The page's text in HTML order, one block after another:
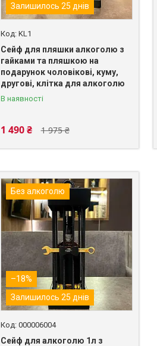
Залишилось 25 днів
KL1
Сейф для пляшки алкоголю з
гайками та пляшкою на
подарунок чоловікові, куму,
другові, клітка для алкоголю
В наявності
1 975 ₴
1 490 ₴
Без алкоголю
–18%
Залишилось 25 днів
000006004
Сейф для алкоголю 1л з